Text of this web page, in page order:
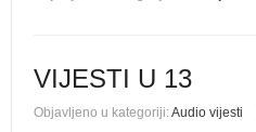
VIJESTI U 13
Objavljeno u kategoriji:Audio vijesti